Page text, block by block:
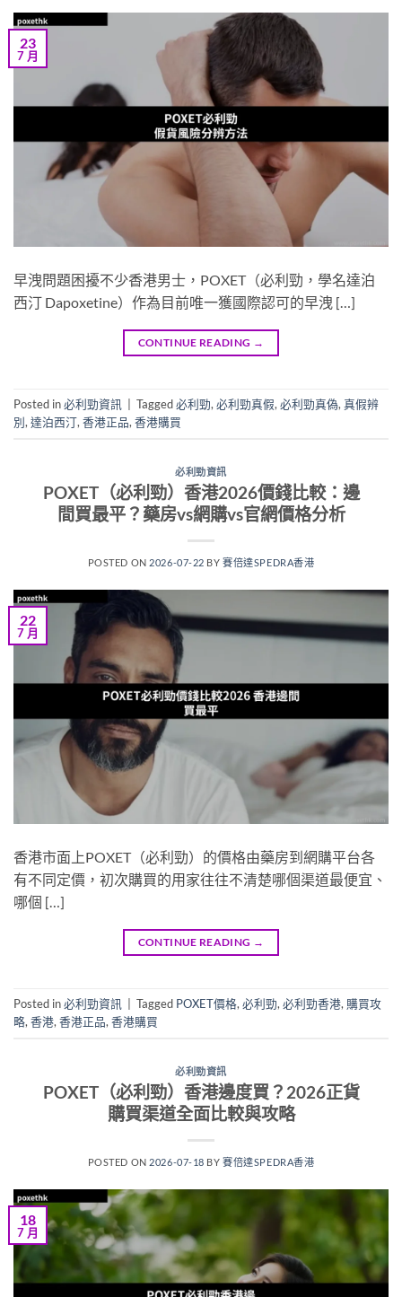
23
7 月
早洩問題困擾不少香港男士，POXET（必利勁，學名達泊
西汀 Dapoxetine）作為目前唯一獲國際認可的早洩 […]
CONTINUE READING →
Posted in必利勁資訊 Tagged必利勁,必利勁真假,必利勁真偽,真假辨
別,達泊西汀,香港正品,香港購買
必利勁資訊
POXET（必利勁）香港2026價錢比較：邊
間買最平？藥房vs網購vs官網價格分析
POSTED ON 2026-07-22 BY賽倍達SPEDRA香港
22
7 月
香港市面上POXET（必利勁）的價格由藥房到網購平台各
有不同定價，初次購買的用家往往不清楚哪個渠道最便宜、
哪個 […]
CONTINUE READING →
Posted in必利勁資訊 Tagged POXET價格,必利勁,必利勁香港, 購買攻
略,香港,香港正品,香港購買
必利勁資訊
POXET（必利勁）香港邊度買？2026正貨
購買渠道全面比較與攻略
POSTED ON 2026-07-18 BY賽倍達SPEDRA香港
18
7 月